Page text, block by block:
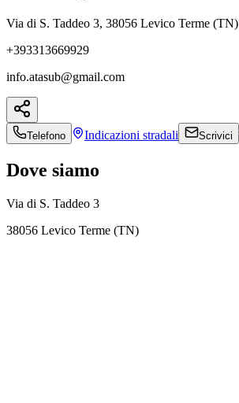
Via di S. Taddeo 3, 38056 Levico Terme (TN)
+393313669929
info.atasub@gmail.com
Telefono Indicazioni stradali Scrivici
Dove siamo
Via di S. Taddeo 3
38056 Levico Terme (TN)